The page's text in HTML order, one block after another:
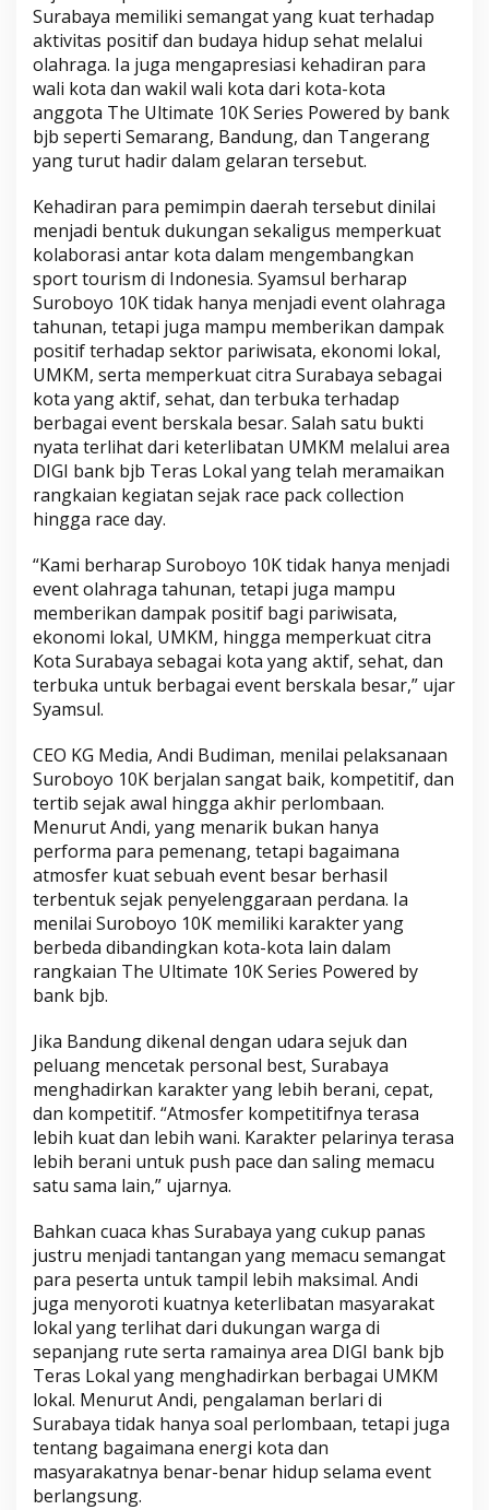
Surabaya memiliki semangat yang kuat terhadap
aktivitas positif dan budaya hidup sehat melalui
olahraga. Ia juga mengapresiasi kehadiran para
wali kota dan wakil wali kota dari kota-kota
anggota The Ultimate 10K Series Powered by bank
bjb seperti Semarang, Bandung, dan Tangerang
yang turut hadir dalam gelaran tersebut.
Kehadiran para pemimpin daerah tersebut dinilai
menjadi bentuk dukungan sekaligus memperkuat
kolaborasi antar kota dalam mengembangkan
sport tourism di Indonesia. Syamsul berharap
Suroboyo 10K tidak hanya menjadi event olahraga
tahunan, tetapi juga mampu memberikan dampak
positif terhadap sektor pariwisata, ekonomi lokal,
UMKM, serta memperkuat citra Surabaya sebagai
kota yang aktif, sehat, dan terbuka terhadap
berbagai event berskala besar. Salah satu bukti
nyata terlihat dari keterlibatan UMKM melalui area
DIGI bank bjb Teras Lokal yang telah meramaikan
rangkaian kegiatan sejak race pack collection
hingga race day.
“Kami berharap Suroboyo 10K tidak hanya menjadi
event olahraga tahunan, tetapi juga mampu
memberikan dampak positif bagi pariwisata,
ekonomi lokal, UMKM, hingga memperkuat citra
Kota Surabaya sebagai kota yang aktif, sehat, dan
terbuka untuk berbagai event berskala besar,” ujar
Syamsul.
CEO KG Media, Andi Budiman, menilai pelaksanaan
Suroboyo 10K berjalan sangat baik, kompetitif, dan
tertib sejak awal hingga akhir perlombaan.
Menurut Andi, yang menarik bukan hanya
performa para pemenang, tetapi bagaimana
atmosfer kuat sebuah event besar berhasil
terbentuk sejak penyelenggaraan perdana. Ia
menilai Suroboyo 10K memiliki karakter yang
berbeda dibandingkan kota-kota lain dalam
rangkaian The Ultimate 10K Series Powered by
bank bjb.
Jika Bandung dikenal dengan udara sejuk dan
peluang mencetak personal best, Surabaya
menghadirkan karakter yang lebih berani, cepat,
dan kompetitif. “Atmosfer kompetitifnya terasa
lebih kuat dan lebih wani. Karakter pelarinya terasa
lebih berani untuk push pace dan saling memacu
satu sama lain,” ujarnya.
Bahkan cuaca khas Surabaya yang cukup panas
justru menjadi tantangan yang memacu semangat
para peserta untuk tampil lebih maksimal. Andi
juga menyoroti kuatnya keterlibatan masyarakat
lokal yang terlihat dari dukungan warga di
sepanjang rute serta ramainya area DIGI bank bjb
Teras Lokal yang menghadirkan berbagai UMKM
lokal. Menurut Andi, pengalaman berlari di
Surabaya tidak hanya soal perlombaan, tetapi juga
tentang bagaimana energi kota dan
masyarakatnya benar-benar hidup selama event
berlangsung.